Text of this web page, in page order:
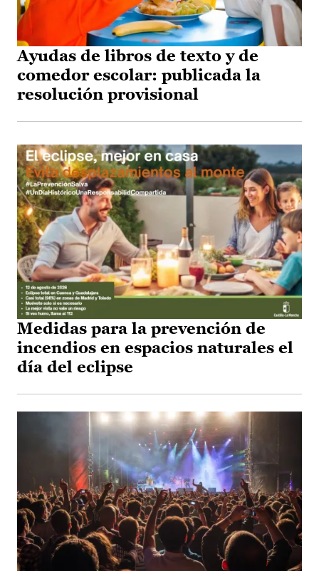
Ayudas de libros de texto y de
comedor escolar: publicada la
resolución provisional
Medidas para la prevención de
incendios en espacios naturales el
día del eclipse